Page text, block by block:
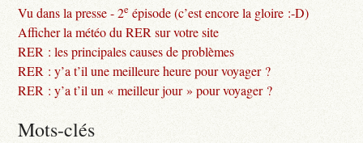
Vu dans la presse - 2e épisode (c’est encore la gloire :-D)
Afficher la météo du RER sur votre site
RER : les principales causes de problèmes
RER : y’a t’il une meilleure heure pour voyager ?
RER : y’a t’il un « meilleur jour » pour voyager ?
Mots-clés